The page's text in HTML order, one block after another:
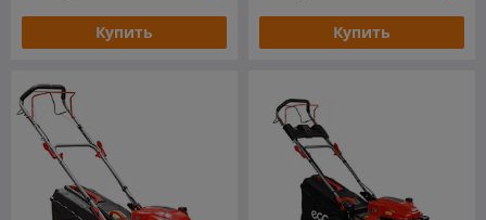
Купить Купить